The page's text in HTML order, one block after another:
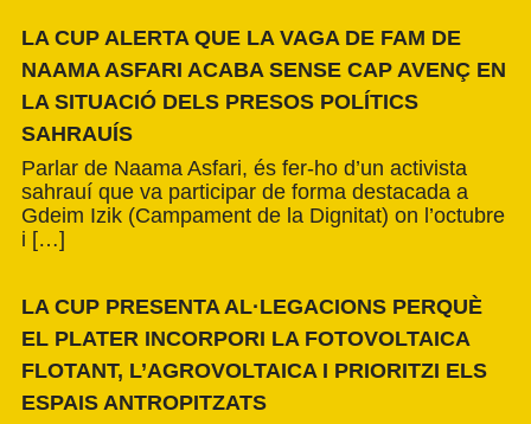
LA CUP ALERTA QUE LA VAGA DE FAM DE
NAAMA ASFARI ACABA SENSE CAP AVENÇ EN
LA SITUACIÓ DELS PRESOS POLÍTICS
SAHRAUÍS
Parlar de Naama Asfari, és fer-ho d’un activista
sahrauí que va participar de forma destacada a
Gdeim Izik (Campament de la Dignitat) on l’octubre
i […]
LA CUP PRESENTA AL·LEGACIONS PERQUÈ
EL PLATER INCORPORI LA FOTOVOLTAICA
FLOTANT, L’AGROVOLTAICA I PRIORITZI ELS
ESPAIS ANTROPITZATS